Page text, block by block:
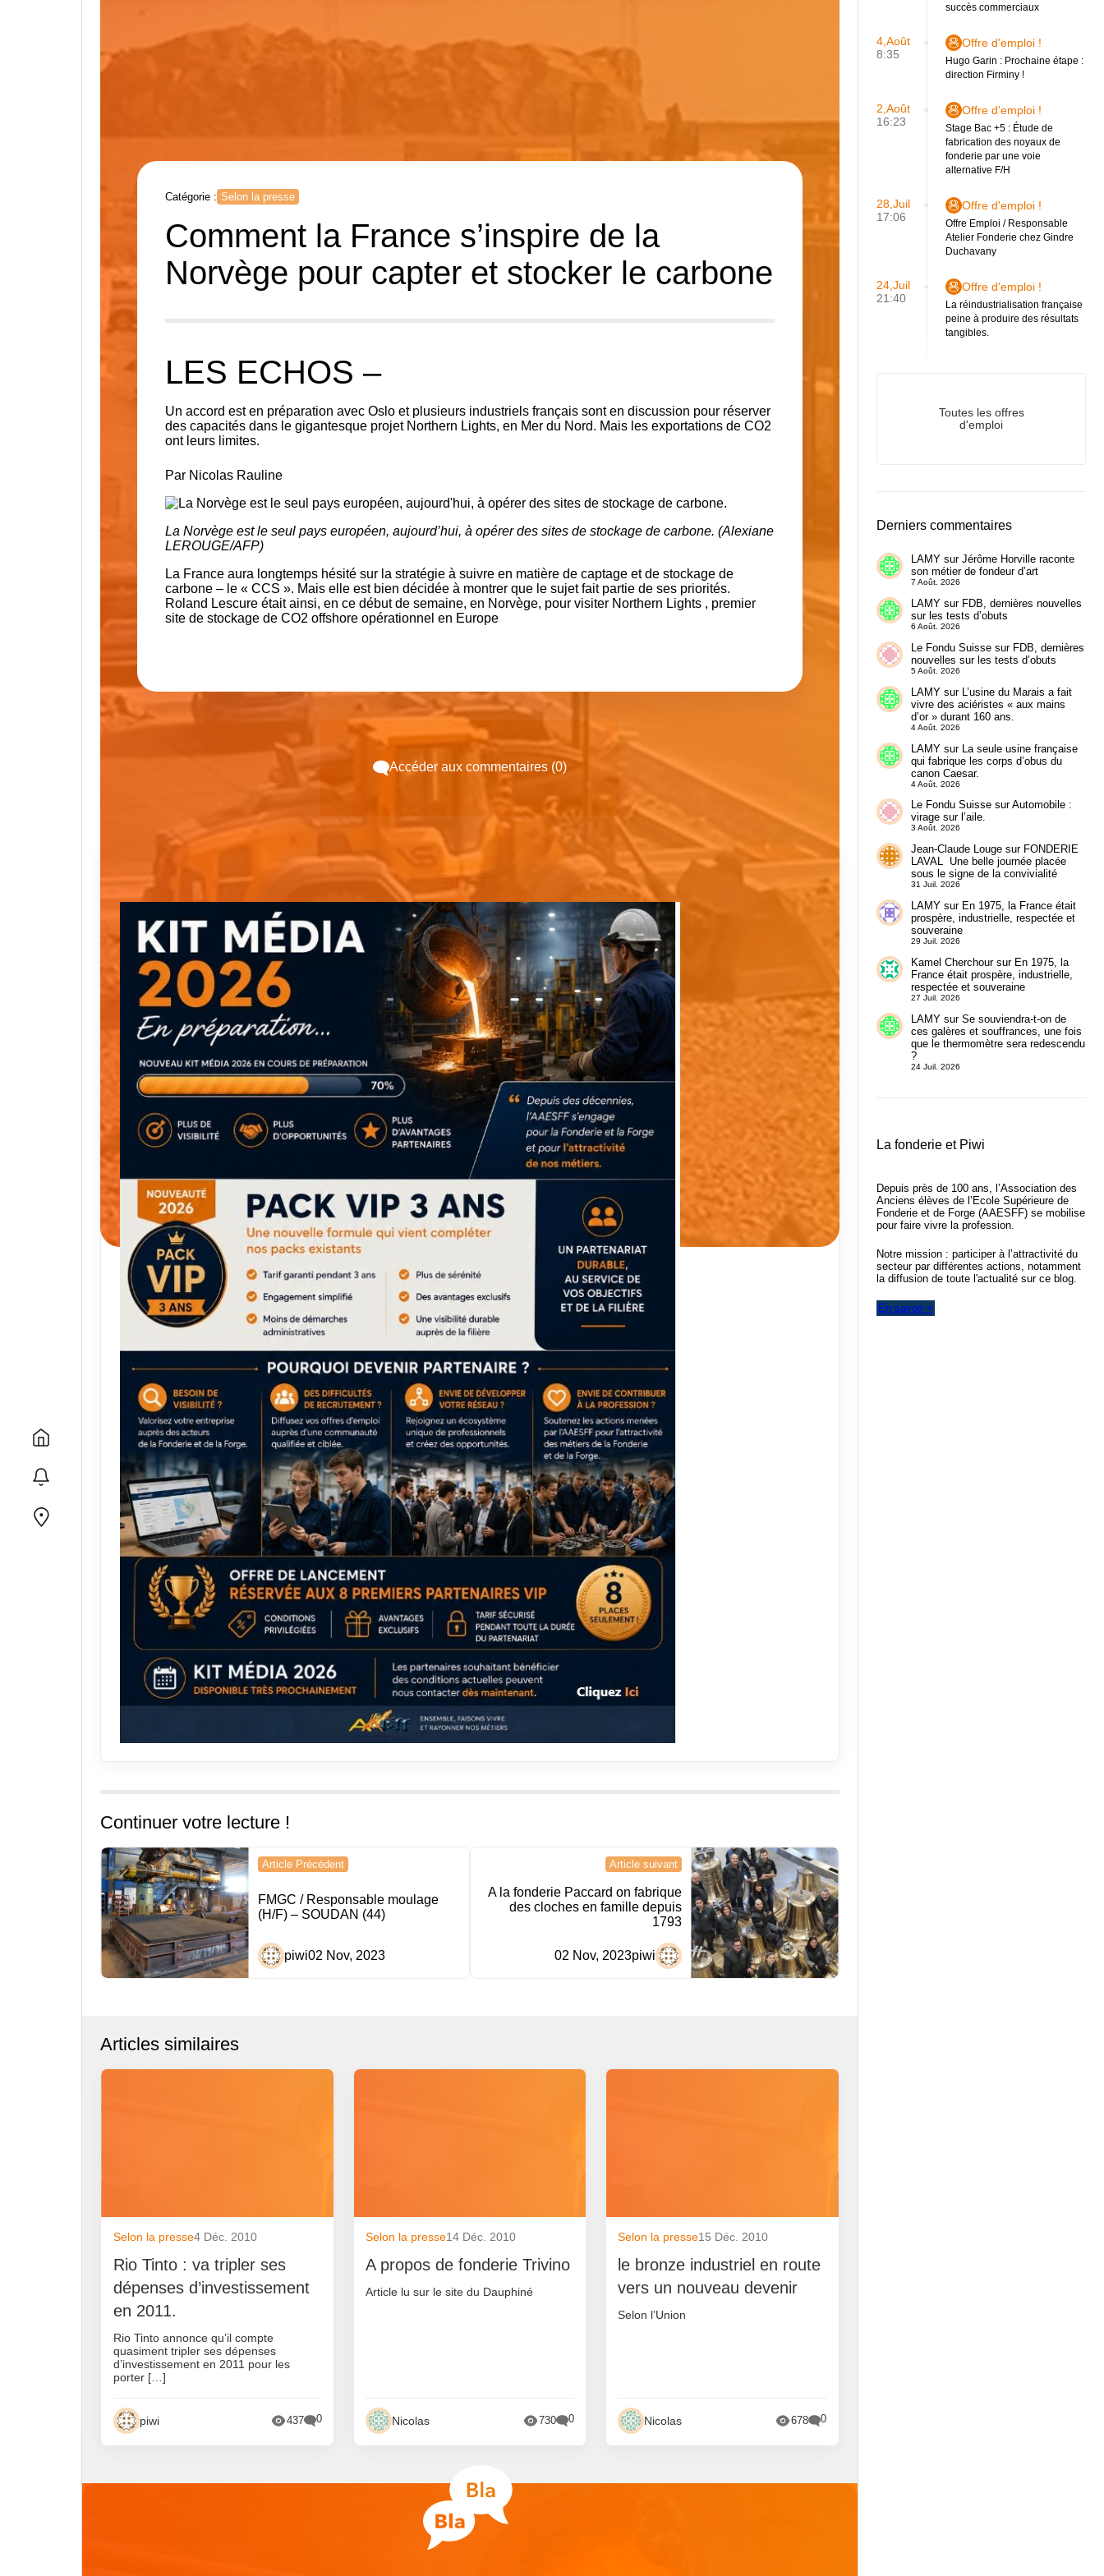
Catégorie : Selon la presse
Comment la France s’inspire de la
Norvège pour capter et stocker le carbone
LES ECHOS –
Un accord est en préparation avec Oslo et plusieurs industriels français sont en discussion pour réserver
des capacités dans le gigantesque projet Northern Lights, en Mer du Nord. Mais les exportations de CO2
ont leurs limites.
Par Nicolas Rauline
La Norvège est le seul pays européen, aujourd’hui, à opérer des sites de stockage de carbone. (Alexiane
LEROUGE/AFP)
La France aura longtemps hésité sur la stratégie à suivre en matière de captage et de stockage de
carbone – le « CCS ». Mais elle est bien décidée à montrer que le sujet fait partie de ses priorités.
Roland Lescure était ainsi, en ce début de semaine, en Norvège, pour visiter Northern Lights, premier
site de stockage de CO2 offshore opérationnel en Europe
Accéder aux commentaires (0)
Espace pub
Continuer votre lecture !
Navigation
de
l’article
Article Précédent
FMGC / Responsable moulage
(H/F) – SOUDAN (44)
piwi02 Nov, 2023
Article suivant
A la fonderie Paccard on fabrique
des cloches en famille depuis
1793
piwi
02 Nov, 2023
Articles similaires
Selon la presse4 Déc. 2010
Rio Tinto : va tripler ses
dépenses d’investissement
en 2011.
Rio Tinto annonce qu’il compte
quasiment tripler ses dépenses
d’investissement en 2011 pour les
porter […]
piwi 437 0
Selon la presse14 Déc. 2010
A propos de fonderie Trivino
Article lu sur le site du Dauphiné
Nicolas 730 0
Selon la presse15 Déc. 2010
le bronze industriel en route
vers un nouveau devenir
Selon l’Union
Nicolas 678 0
succès commerciaux
4,Août
8:35
Offre d'emploi !
Hugo Garin : Prochaine étape :
direction Firminy !
2,Août
16:23
Offre d'emploi !
Stage Bac +5 : Étude de
fabrication des noyaux de
fonderie par une voie
alternative F/H
28,Juil
17:06
Offre d'emploi !
Offre Emploi / Responsable
Atelier Fonderie chez Gindre
Duchavany
24,Juil
21:40
Offre d'emploi !
La réindustrialisation française
peine à produire des résultats
tangibles.
Toutes les offres
d'emploi
Derniers commentaires
LAMYsur Jérôme Horville raconte
son métier de fondeur d’art
7 Août. 2026
LAMYsur FDB, dernières nouvelles
sur les tests d’obuts
6 Août. 2026
Le Fondu Suissesur FDB, dernières
nouvelles sur les tests d’obuts
5 Août. 2026
LAMYsur L’usine du Marais a fait
vivre des aciéristes « aux mains
d’or » durant 160 ans.
4 Août. 2026
LAMYsur La seule usine française
qui fabrique les corps d’obus du
canon Caesar.
4 Août. 2026
Le Fondu SuissesurAutomobile :
virage sur l’aile.
3 Août. 2026
Jean-Claude Lougesur FONDERIE
LAVAL Une belle journée placée
sous le signe de la convivialité
31 Juil. 2026
LAMYsur En 1975, la France était
prospère, industrielle, respectée et
souveraine
29 Juil. 2026
Kamel Cherchoursur En 1975, la
France était prospère, industrielle,
respectée et souveraine
27 Juil. 2026
LAMYsur Se souviendra-t-on de
ces galères et souffrances, une fois
que le thermomètre sera redescendu
?
24 Juil. 2026
La fonderie et Piwi
Depuis près de 100 ans, l’Association des
Anciens élèves de l’Ecole Supérieure de
Fonderie et de Forge (AAESFF) se mobilise
pour faire vivre la profession.
Notre mission : participer à l’attractivité du
secteur par différentes actions, notamment
la diffusion de toute l'actualité sur ce blog.
En savoir +